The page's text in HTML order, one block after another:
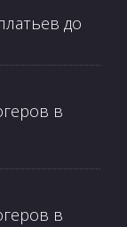
до
в
в